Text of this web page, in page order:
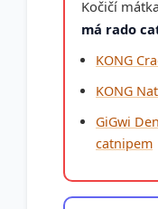
Kočičí
má rado
KONG
KONG
GiGwi
catnipem